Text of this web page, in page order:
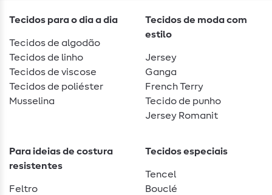
Tecidos para o dia a dia
Tecidos de algodão
Tecidos de linho
Tecidos de viscose
Tecidos de poliéster
Musselina
Tecidos de moda com
estilo
Jersey
Ganga
French Terry
Tecido de punho
Jersey Romanit
Para ideias de costura
resistentes
Feltro
Tecidos especiais
Tencel
Bouclé